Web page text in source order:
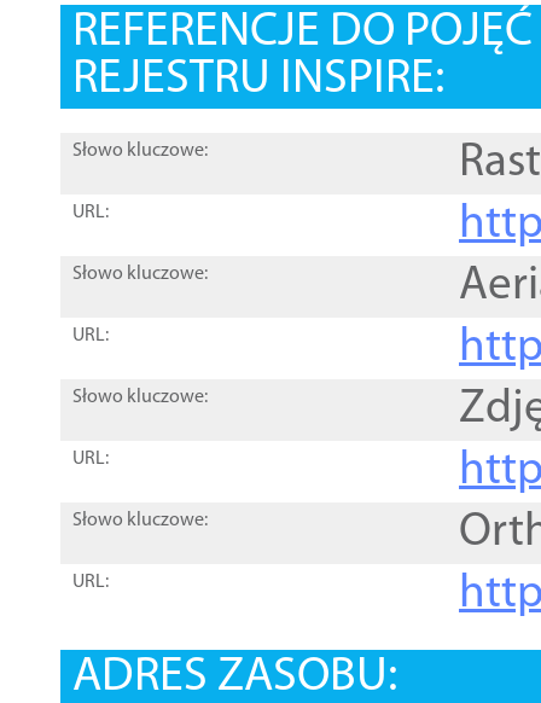
REFERENCJE DO
REJESTRU INSPIRE:
Słowo kluczowe:
URL:
Słowo kluczowe:
URL:
Słowo kluczowe:
URL:
Słowo kluczowe:
URL:
ADRES ZASOBU: